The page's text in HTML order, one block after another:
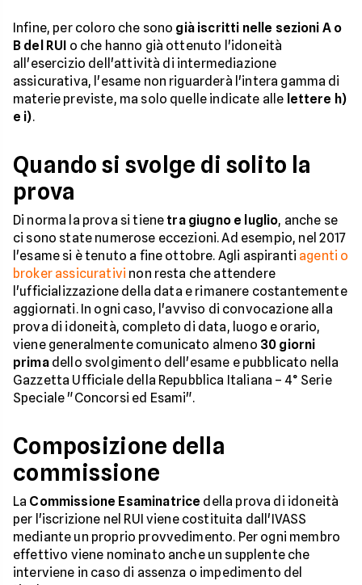
Infine, per coloro che sono già iscritti nelle sezioni A o
B del RUI o che hanno già ottenuto l'idoneità
all'esercizio dell'attività di intermediazione
assicurativa, l'esame non riguarderà l'intera gamma di
materie previste, ma solo quelle indicate alle lettere h)
e i).
Quando si svolge di solito la
prova
Di norma la prova si tiene tra giugno e luglio, anche se
ci sono state numerose eccezioni. Ad esempio, nel 2017
l'esame si è tenuto a fine ottobre. Agli aspiranti agenti o
broker assicurativi non resta che attendere
l'ufficializzazione della data e rimanere costantemente
aggiornati. In ogni caso, l'avviso di convocazione alla
prova di idoneità, completo di data, luogo e orario,
viene generalmente comunicato almeno 30 giorni
primadello svolgimento dell'esame e pubblicato nella
Gazzetta Ufficiale della Repubblica Italiana – 4° Serie
Speciale "Concorsi ed Esami".
Composizione della
commissione
La Commissione Esaminatrice della prova di idoneità
per l'iscrizione nel RUI viene costituita dall'IVASS
mediante un proprio provvedimento. Per ogni membro
effettivo viene nominato anche un supplente che
interviene in caso di assenza o impedimento del